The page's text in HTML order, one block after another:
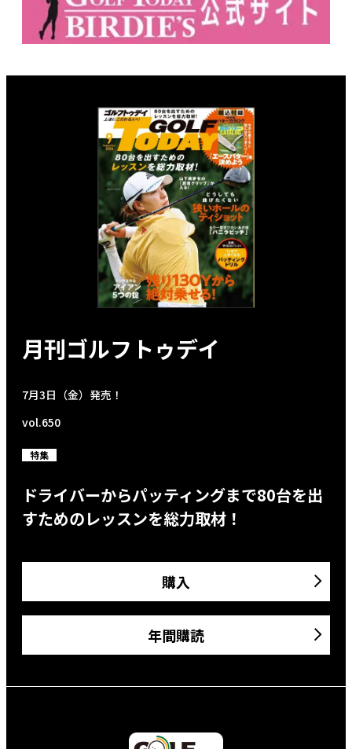
月刊ゴルフトゥデイ
7月3日（金）発売！
vol.650
特集
ドライバーからパッティングまで80台を出
すためのレッスンを総力取材！
購入
年間購読